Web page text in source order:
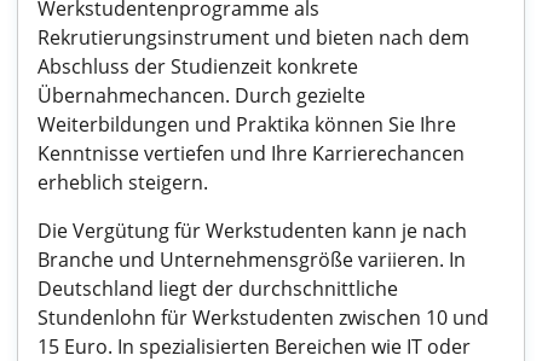
Werkstudentenprogramme als
Rekrutierungsinstrument und bieten nach dem
Abschluss der Studienzeit konkrete
Übernahmechancen. Durch gezielte
Weiterbildungen und Praktika können Sie Ihre
Kenntnisse vertiefen und Ihre Karrierechancen
erheblich steigern.
Die Vergütung für Werkstudenten kann je nach
Branche und Unternehmensgröße variieren. In
Deutschland liegt der durchschnittliche
Stundenlohn für Werkstudenten zwischen 10 und
15 Euro. In spezialisierten Bereichen wie IT oder